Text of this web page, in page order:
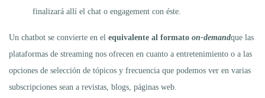
finalizará allí el chat o engagement con éste.
Un chatbot se convierte en el equivalente al formato on-demandque las
plataformas de streaming nos ofrecen en cuanto a entretenimiento o a las
opciones de selección de tópicos y frecuencia que podemos ver en varias
subscripciones sean a revistas, blogs, páginas web.